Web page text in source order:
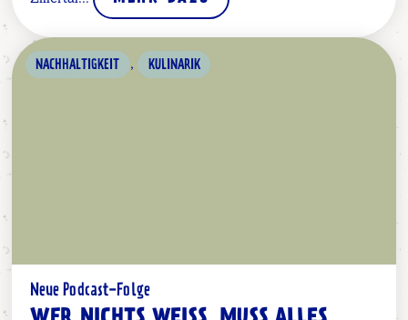
NACHHALTIGKEIT , KULINARIK
Neue Podcast-Folge